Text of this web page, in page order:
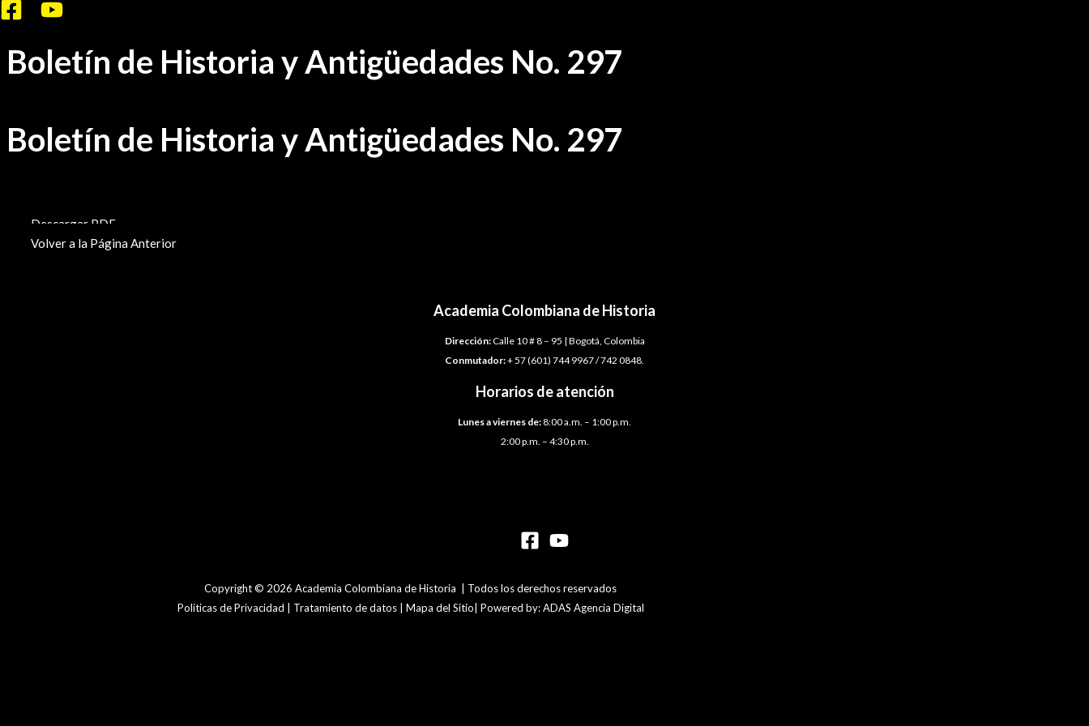
Ir
contenido
Boletín de Historia y Antigüedades No. 297
Boletín de Historia y Antigüedades No. 297
Descargar PDF
Volver a la Página Anterior
Academia Colombiana de Historia
Dirección:Calle 10 # 8 – 95 | Bogotá, Colombia
Conmutador:+ 57 (601) 744 9967 / 742 0848.
Horarios de atención
Lunes a viernes de:8:00 a.m. – 1:00 p.m.
2:00 p.m. – 4:30 p.m.
Copyright © 2026 Academia Colombiana de Historia | Todos los derechos reservados
Politicas de Privacidad | Tratamiento de datos | Mapa del Sitio| Powered by: ADAS Agencia Digital